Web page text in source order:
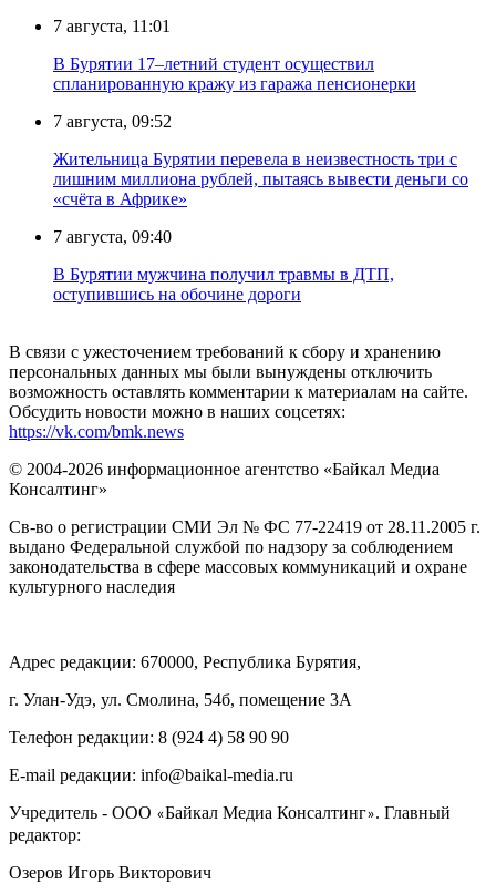
7 августа, 11:01
В Бурятии 17–летний студент осуществил
спланированную кражу из гаража пенсионерки
7 августа, 09:52
Жительница Бурятии перевела в неизвестность три с
лишним миллиона рублей, пытаясь вывести деньги со
«счёта в Африке»
7 августа, 09:40
В Бурятии мужчина получил травмы в ДТП,
оступившись на обочине дороги
В связи с ужесточением требований к сбору и хранению
персональных данных мы были вынуждены отключить
возможность оставлять комментарии к материалам на сайте.
Обсудить новости можно в наших соцсетях:
https://vk.com/bmk.news
© 2004-2026 информационное агентство «Байкал Медиа
Консалтинг»
Св-во о регистрации СМИ Эл № ФС 77-22419 от 28.11.2005 г.
выдано Федеральной службой по надзору за соблюдением
законодательства в сфере массовых коммуникаций и охране
культурного наследия
Адрес редакции: 670000, Республика Бурятия,
г. Улан-Удэ, ул. Смолина, 54б, помещение 3А
Телефон редакции: ‎‎8 (924 4) 58 90 90
E-mail редакции: info@baikal-media.ru
Учредитель - ООО «Байкал Медиа Консалтинг». Главный
редактор:
Озеров Игорь Викторович